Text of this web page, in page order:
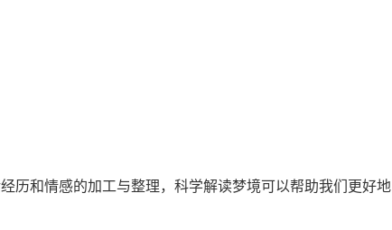
历和情感的加工与整理，科学解读梦境可以帮助我们更好地